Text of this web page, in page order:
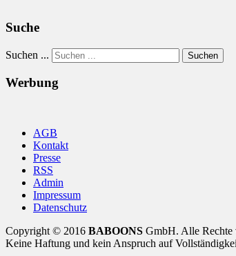
Suche
Suchen ... Suchen
Werbung
AGB
Kontakt
Presse
RSS
Admin
Impressum
Datenschutz
Copyright © 2016 BABOONS GmbH. Alle Rechte
Keine Haftung und kein Anspruch auf